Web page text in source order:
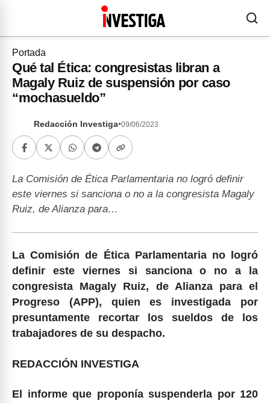
Portada
Qué tal Ética: congresistas libran a
Magaly Ruiz de suspensión por caso
“mochasueldo”
Redacción Investiga•09/06/2023
La Comisión de Ética Parlamentaria no logró definir
este viernes si sanciona o no a la congresista Magaly
Ruiz, de Alianza para…
La Comisión de Ética Parlamentaria no logró
definir este viernes si sanciona o no a la
congresista Magaly Ruiz, de Alianza para el
Progreso (APP), quien es investigada por
presuntamente recortar los sueldos de los
trabajadores de su despacho.
REDACCIÓN INVESTIGA
El informe que proponía suspenderla por 120